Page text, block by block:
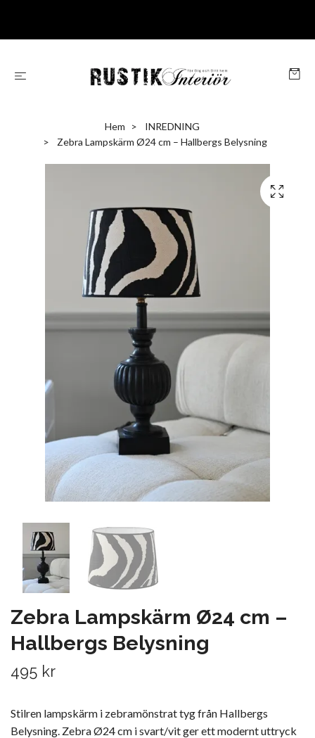
Hem
INREDNING
Zebra Lampskärm Ø24 cm – Hallbergs Belysning
Zebra Lampskärm Ø24 cm –
Hallbergs Belysning
495 kr
Stilren lampskärm i zebramönstrat tyg från Hallbergs
Belysning. Zebra Ø24 cm i svart/vit ger ett modernt uttryck